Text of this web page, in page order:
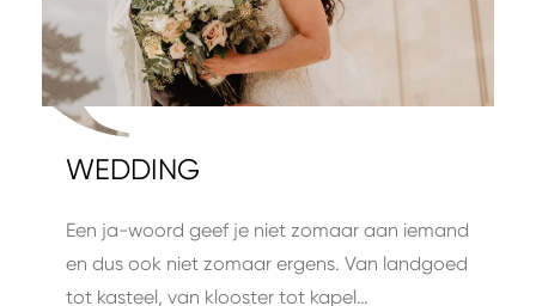
WEDDING
Een ja-woord geef je niet zomaar aan iemand
en dus ook niet zomaar ergens. Van landgoed
tot kasteel, van klooster tot kapel…